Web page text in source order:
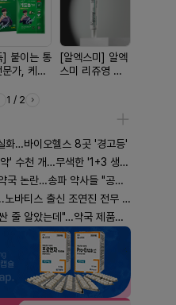
] 붙이는 통
문가, 케토
(쿨) 40매
[알엑스미] 알엑
스미 리쥬영 울
1 / 2
화…바이오헬스 8곳 '경고등'
' 수천 개…무색한 '1+3 생동'
란…송파 약사들 "공공성 훼손"
바티스 출신 조연진 전무 내정
는데"…약국 제품과 비교해보니